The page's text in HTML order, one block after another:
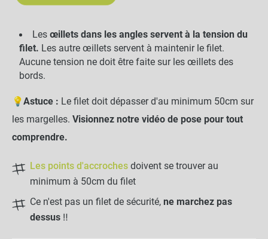
Les œillets dans les angles servent à la tension du
filet. Les autre œillets servent à maintenir le filet.
Aucune tension ne doit être faite sur les œillets des
bords.
💡Astuce : Le filet doit dépasser d'au minimum 50cm sur
les margelles. Visionnez notre vidéo de pose pour tout
comprendre.
Les points d'accroches doivent se trouver au
minimum à 50cm du filet
Ce n'est pas un filet de sécurité, ne marchez pas
dessus ‼️